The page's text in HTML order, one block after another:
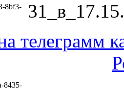
телеграмм